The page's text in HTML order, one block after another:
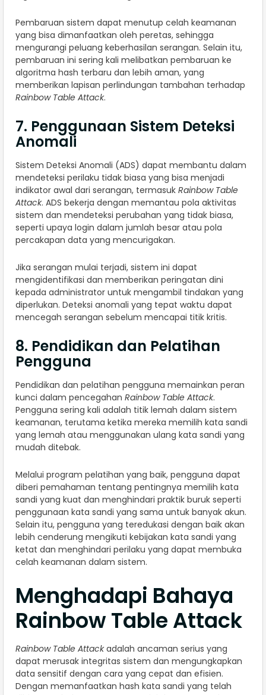
Pembaruan sistem dapat menutup celah keamanan
yang bisa dimanfaatkan oleh peretas, sehingga
mengurangi peluang keberhasilan serangan. Selain itu,
pembaruan ini sering kali melibatkan pembaruan ke
algoritma hash terbaru dan lebih aman, yang
memberikan lapisan perlindungan tambahan terhadap
Rainbow Table Attack.
7. Penggunaan Sistem Deteksi
Anomali
Sistem Deteksi Anomali (ADS) dapat membantu dalam
mendeteksi perilaku tidak biasa yang bisa menjadi
indikator awal dari serangan, termasuk Rainbow Table
Attack. ADS bekerja dengan memantau pola aktivitas
sistem dan mendeteksi perubahan yang tidak biasa,
seperti upaya login dalam jumlah besar atau pola
percakapan data yang mencurigakan.
Jika serangan mulai terjadi, sistem ini dapat
mengidentifikasi dan memberikan peringatan dini
kepada administrator untuk mengambil tindakan yang
diperlukan. Deteksi anomali yang tepat waktu dapat
mencegah serangan sebelum mencapai titik kritis.
8. Pendidikan dan Pelatihan
Pengguna
Pendidikan dan pelatihan pengguna memainkan peran
kunci dalam pencegahan Rainbow Table Attack.
Pengguna sering kali adalah titik lemah dalam sistem
keamanan, terutama ketika mereka memilih kata sandi
yang lemah atau menggunakan ulang kata sandi yang
mudah ditebak.
Melalui program pelatihan yang baik, pengguna dapat
diberi pemahaman tentang pentingnya memilih kata
sandi yang kuat dan menghindari praktik buruk seperti
penggunaan kata sandi yang sama untuk banyak akun.
Selain itu, pengguna yang teredukasi dengan baik akan
lebih cenderung mengikuti kebijakan kata sandi yang
ketat dan menghindari perilaku yang dapat membuka
celah keamanan dalam sistem.
Menghadapi Bahaya
Rainbow Table Attack
Rainbow Table Attackadalah ancaman serius yang
dapat merusak integritas sistem dan mengungkapkan
data sensitif dengan cara yang cepat dan efisien.
Dengan memanfaatkan hash kata sandi yang telah